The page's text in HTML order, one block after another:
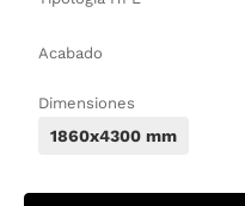
Acabado
Dimensiones
1860x4300 mm